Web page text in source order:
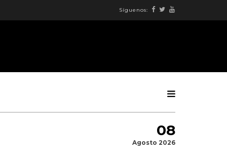
Síguenos:
08
Agosto 2026